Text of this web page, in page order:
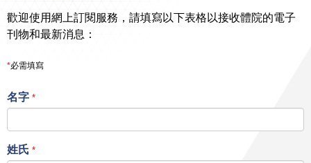
歡迎使用網上訂閱服務，請填寫以下表格以接收體院的電子
刊物和最新消息：
*必需填寫
名字 *
姓氏 *